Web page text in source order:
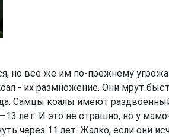
но все же им по-прежнему
- их размножение. Они мрут
Самцы коалы имеют
лет. И это не страшно, но у
через 11 лет. Жалко, если они